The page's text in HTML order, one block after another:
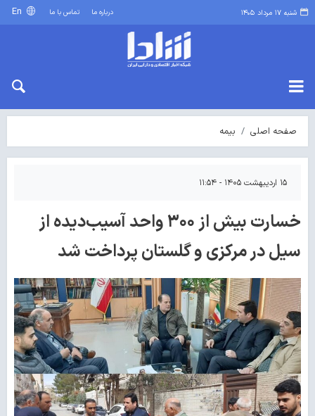
شنبه ۱۷ مرداد ۱۴۰۵ درباره ما تماس با ما
صفحه اصلی بیمه
۱۵ اردیبهشت ۱۴۰۵ - ۱۱:۵۴
خسارت بیش از ۳۰۰ واحد آسیب‌دیده از
سیل در مرکزی و گلستان پرداخت شد